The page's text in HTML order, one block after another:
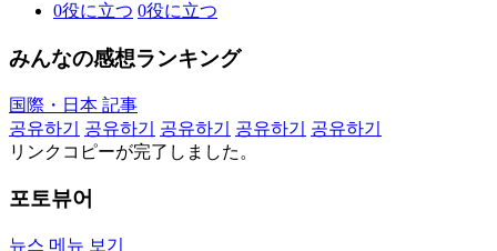
0役に立つ 0役に立つ
みんなの感想ランキング
国際・日本 記事
공유하기
공유하기 공유하기 공유하기
공유하기
リンクコピーが完了しました。
포토뷰어
뉴스 메뉴 보기